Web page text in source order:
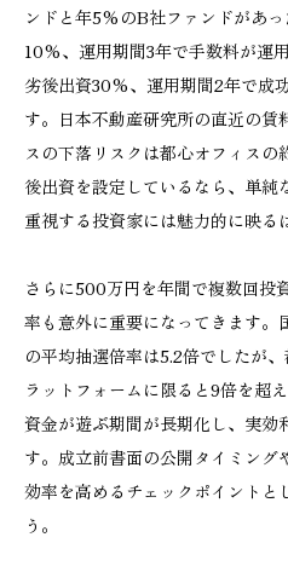
ンドと年5%のB社ファンドがあ
10%、運用期間3年で手数料が運
劣後出資30%、運用期間2年で成
す。日本不動産研究所の直近の賃
スの下落リスクは都心オフィス
後出資を設定しているなら、単純
重視する投資家には魅力的に映る
さらに500万円を年間で複数回投
率も意外に重要になってきます
の平均抽選倍率は5.2倍でしたが
ラットフォームに限ると9倍を超
資金が遊ぶ期間が長期化し、実効
す。成立前書面の公開タイミン
効率を高めるチェックポイントと
う。